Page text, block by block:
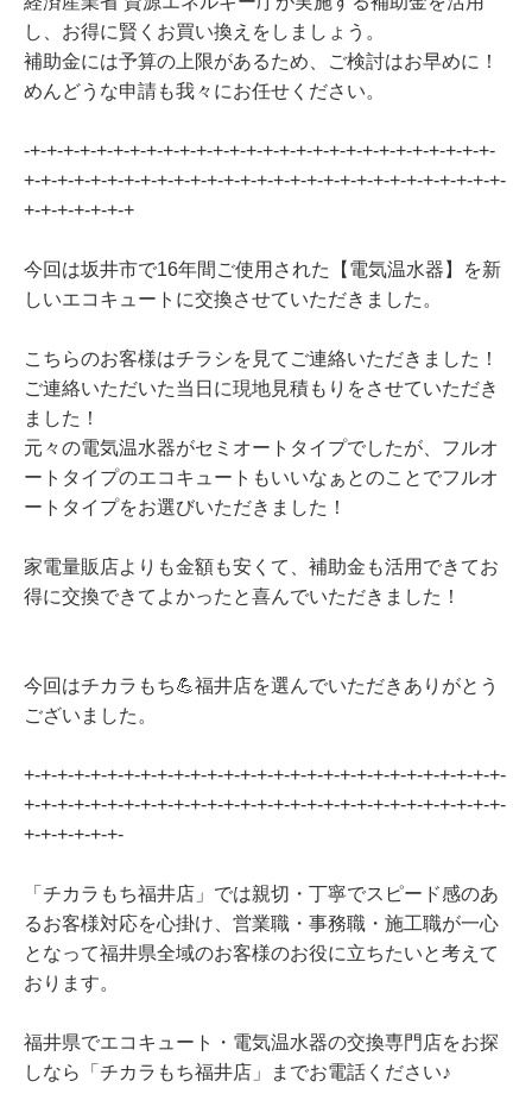
し、お得に賢くお買い換えをしましょう。
補助金には予算の上限があるため、ご検討はお早めに！
めんどうな申請も我々にお任せください。
-+-+-+-+-+-+-+-+-+-+-+-+-+-+-+-+-+-+-+-+-+-+-+-+-+-+-+-+-
+-+-+-+-+-+-+-+-+-+-+-+-+-+-+-+-+-+-+-+-+-+-+-+-+-+-+-+-+-
+-+-+-+-+-+-+
今回は坂井市で16年間ご使用された【電気温水器】を新
しいエコキュートに交換させていただきました。
こちらのお客様はチラシを見てご連絡いただきました！
ご連絡いただいた当日に現地見積もりをさせていただき
ました！
元々の電気温水器がセミオートタイプでしたが、フルオ
ートタイプのエコキュートもいいなぁとのことでフルオ
ートタイプをお選びいただきました！
家電量販店よりも金額も安くて、補助金も活用できてお
得に交換できてよかったと喜んでいただきました！
今回はチカラもち💪福井店を選んでいただきありがとう
ございました。
+-+-+-+-+-+-+-+-+-+-+-+-+-+-+-+-+-+-+-+-+-+-+-+-+-+-+-+-+-
+-+-+-+-+-+-+-+-+-+-+-+-+-+-+-+-+-+-+-+-+-+-+-+-+-+-+-+-+-
+-+-+-+-+-+-
「チカラもち福井店」では親切・丁寧でスピード感のあ
るお客様対応を心掛け、営業職・事務職・施工職が一心
となって福井県全域のお客様のお役に立ちたいと考えて
おります。
福井県でエコキュート・電気温水器の交換専門店をお探
しなら「チカラもち福井店」までお電話ください♪